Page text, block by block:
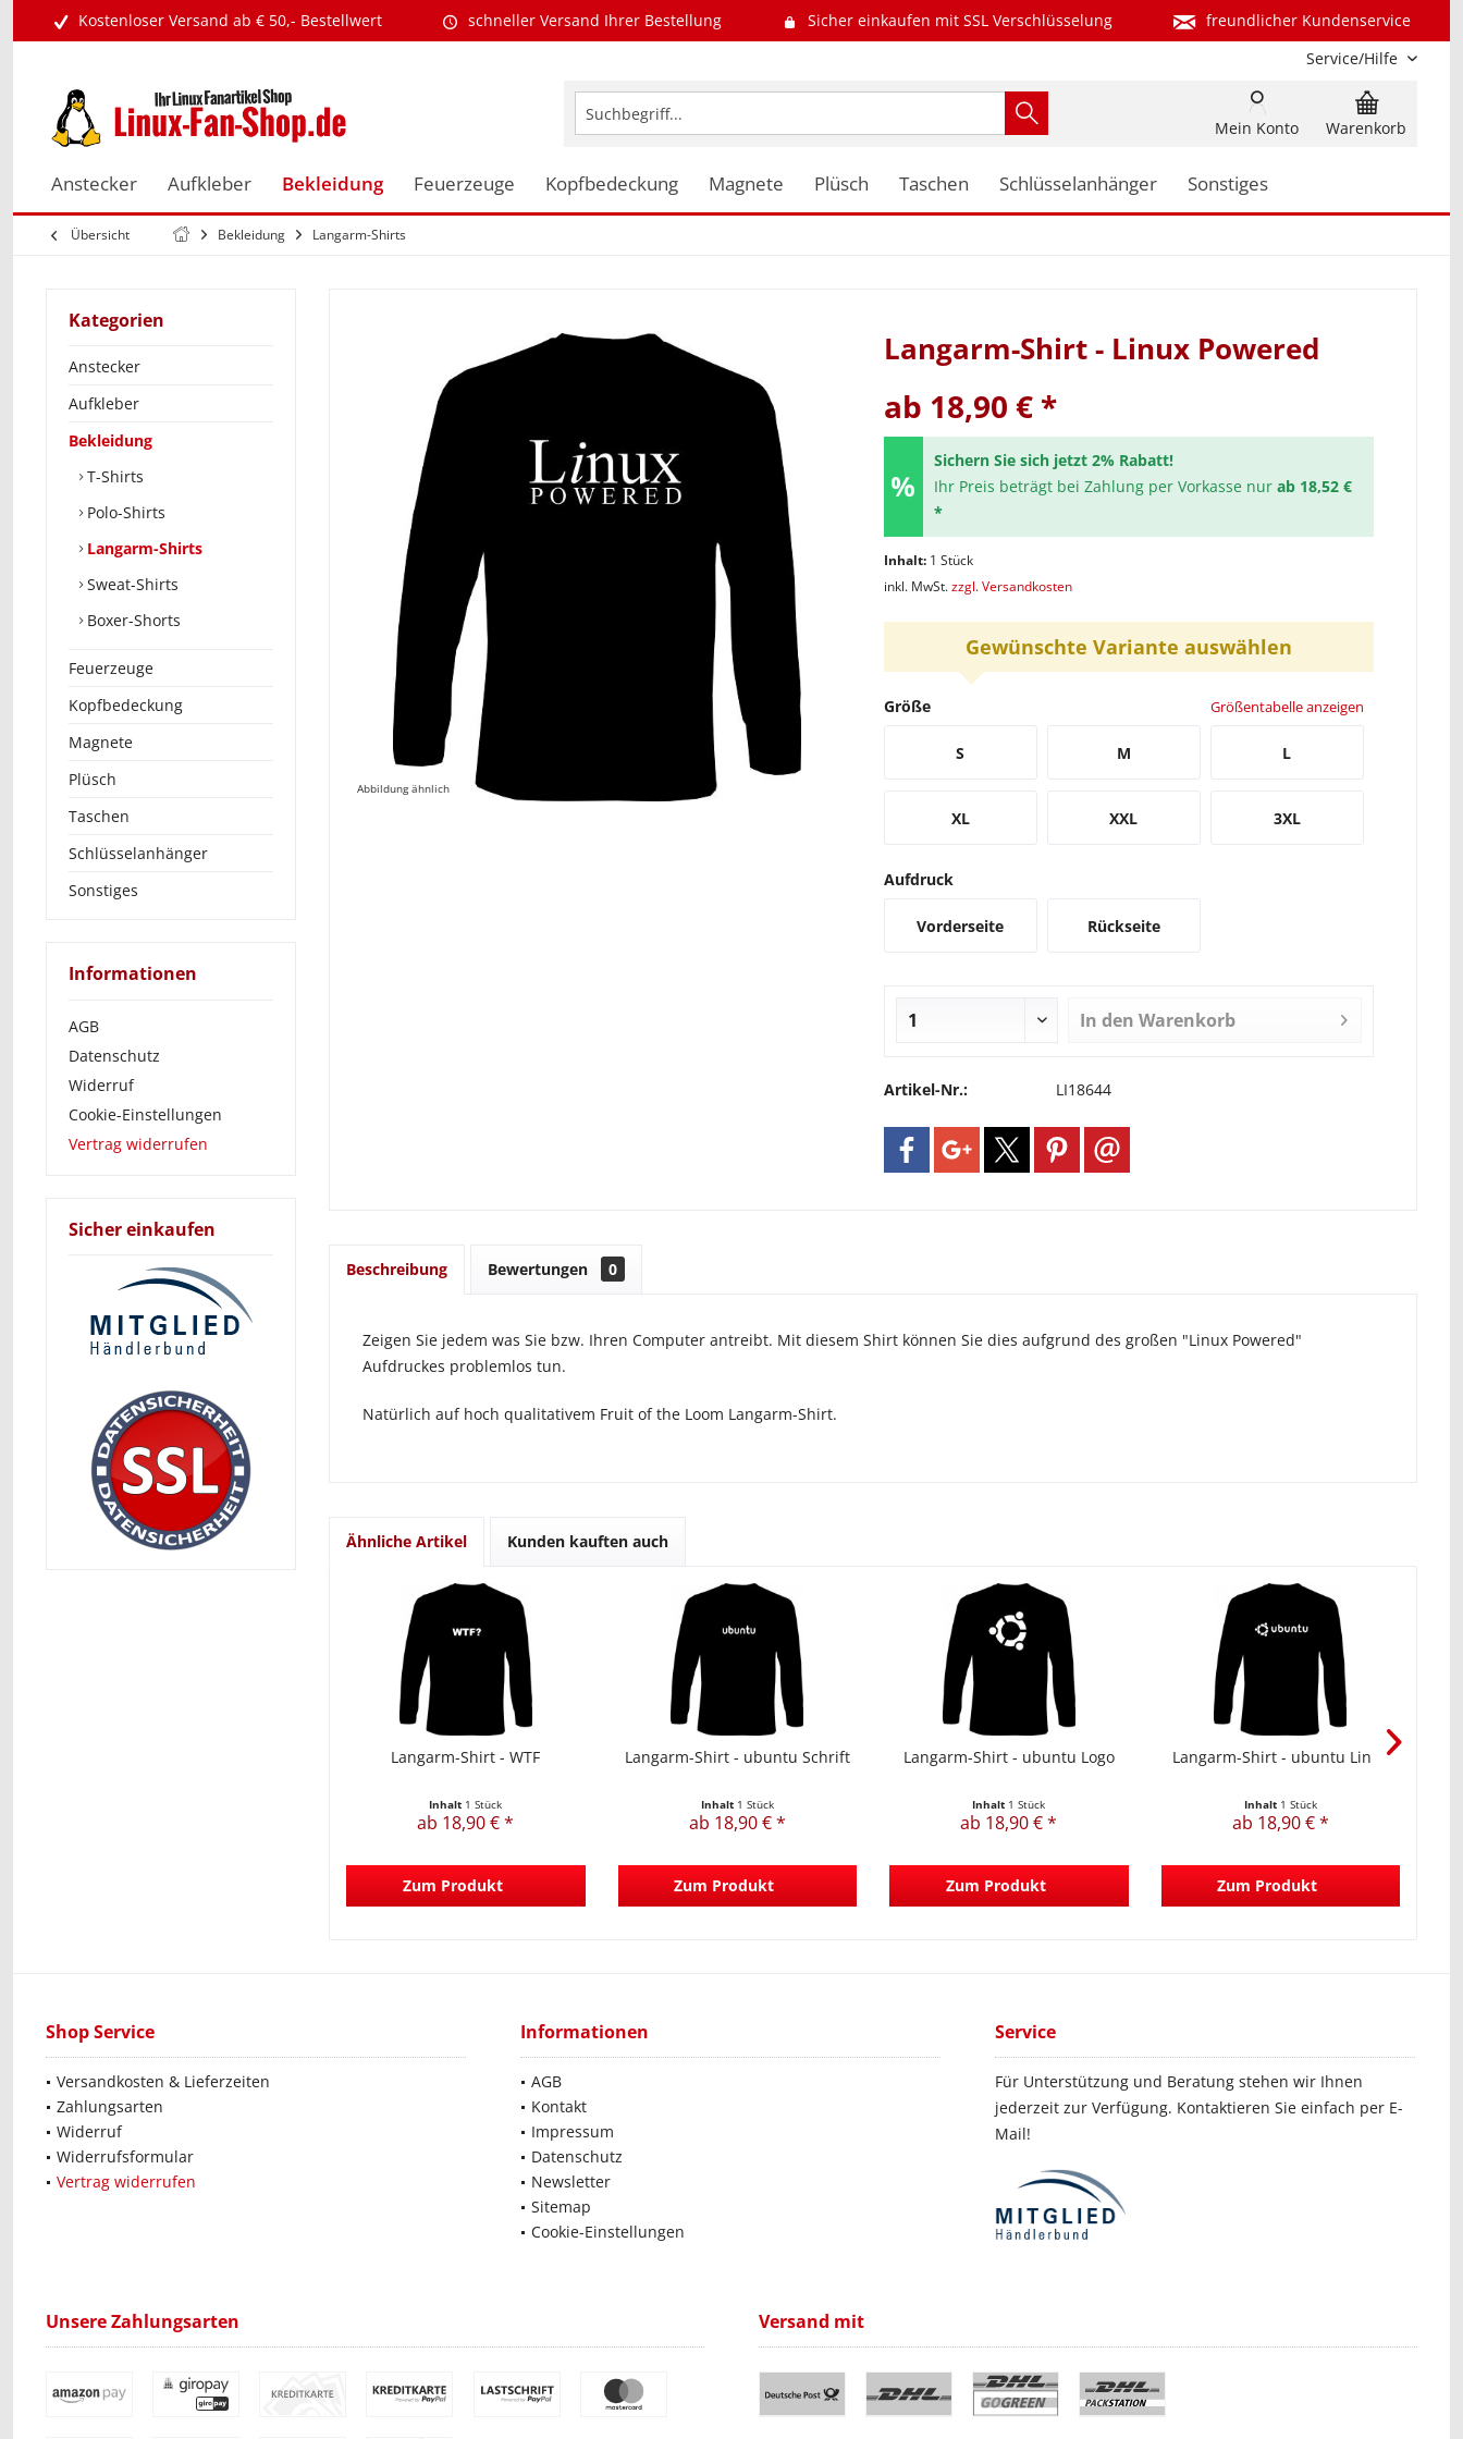
Kostenloser Versand ab € 50,- Bestellwert schneller Versand Ihrer Bestellung Sicher einkaufen mit SSL Verschlüsselung
freundlicher Kundenservice
Service/Hilfe
Warenkorb
Mein Konto
Anstecker Aufkleber Bekleidung Feuerzeuge Kopfbedeckung Magnete Plüsch Taschen Schlüsselanhänger Sonstiges
Übersicht Bekleidung Langarm-Shirts
Kategorien
Anstecker
Aufkleber
Bekleidung
T-Shirts
Polo-Shirts
Langarm-Shirts
Sweat-Shirts
Boxer-Shorts
Feuerzeuge
Kopfbedeckung
Magnete
Plüsch
Taschen
Schlüsselanhänger
Sonstiges
Informationen
AGB
Datenschutz
Widerruf
Cookie-Einstellungen
Vertrag widerrufen
Sicher einkaufen
Abbildung ähnlich
Langarm-Shirt - Linux Powered
ab 18,90 € *
Sichern Sie sich jetzt 2% Rabatt!
Ihr Preis beträgt bei Zahlung per Vorkasse nur ab 18,52 €
*
Inhalt: 1 Stück
inkl. MwSt.zzgl. Versandkosten
Gewünschte Variante auswählen
Größe Größentabelle anzeigen
S M L
XL XXL 3XL
Aufdruck
Vorderseite Rückseite
In den Warenkorb
Artikel-Nr.: LI18644
Beschreibung Bewertungen 0
Zeigen Sie jedem was Sie bzw. Ihren Computer antreibt. Mit diesem Shirt können Sie dies aufgrund des großen "Linux Powered"
Aufdruckes problemlos tun.
Natürlich auf hoch qualitativem Fruit of the Loom Langarm-Shirt.
Ähnliche Artikel Kunden kauften auch
Langarm-Shirt - WTF
Inhalt 1 Stück
ab 18,90 € *
Zum Produkt
Langarm-Shirt - ubuntu Schrift
Inhalt 1 Stück
ab 18,90 € *
Zum Produkt
Langarm-Shirt - ubuntu Logo
Inhalt 1 Stück
ab 18,90 € *
Zum Produkt
Langarm-Shirt - ubuntu Linux
Inhalt 1 Stück
ab 18,90 € *
Zum Produkt
Shop Service
Versandkosten & Lieferzeiten
Zahlungsarten
Widerruf
Widerrufsformular
Vertrag widerrufen
Informationen
AGB
Kontakt
Impressum
Datenschutz
Newsletter
Sitemap
Cookie-Einstellungen
Service
Für Unterstützung und Beratung stehen wir Ihnen
jederzeit zur Verfügung. Kontaktieren Sie einfach per E-
Mail!
Unsere Zahlungsarten Versand mit